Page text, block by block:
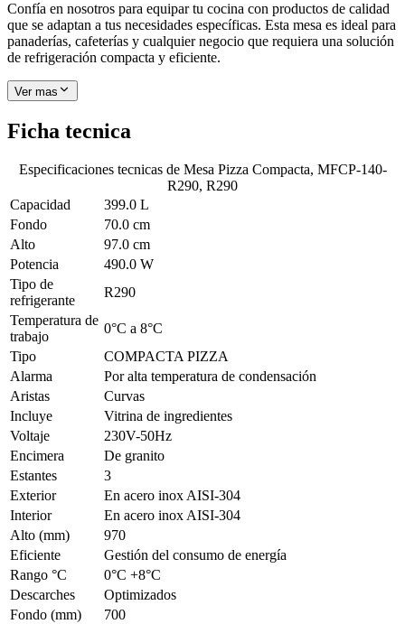
Confía en nosotros para equipar tu cocina con productos de calidad
que se adaptan a tus necesidades específicas. Esta mesa es ideal para
panaderías, cafeterías y cualquier negocio que requiera una solución
de refrigeración compacta y eficiente.
Ver mas
Ficha tecnica
Especificaciones tecnicas de Mesa Pizza Compacta, MFCP-140-
R290, R290
Capacidad
399.0 L
Fondo
70.0 cm
Alto
97.0 cm
Potencia
490.0 W
Tipo de
refrigerante
R290
Temperatura de
trabajo
0°C a 8°C
Tipo
COMPACTA PIZZA
Alarma
Por alta temperatura de condensación
Aristas
Curvas
Incluye
Vitrina de ingredientes
Voltaje
230V-50Hz
Encimera
De granito
Estantes
3
Exterior
En acero inox AISI-304
Interior
En acero inox AISI-304
Alto (mm)
970
Eficiente
Gestión del consumo de energía
Rango °C
0°C +8°C
Descarches
Optimizados
Fondo (mm)
700